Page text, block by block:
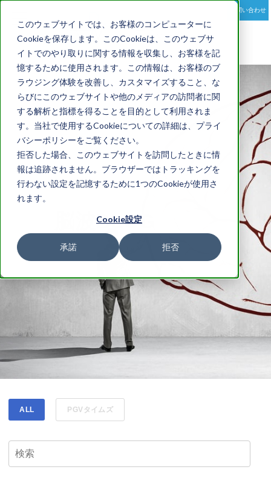
このウェブサイトでは、お客様のコンピューターに
Cookieを保存します。このCookieは、このウェブサ
イトでのやり取りに関する情報を収集し、お客様を記
憶するために使用されます。この情報は、お客様のブ
ラウジング体験を改善し、カスタマイズすること、な
らびにこのウェブサイトや他のメディアの訪問者に関
する解析と指標を得ることを目的として利用されま
す。当社で使用するCookieについての詳細は、プライ
バシーポリシーをご覧ください。
拒否した場合、このウェブサイトを訪問したときに情
報は追跡されません。ブラウザーではトラッキングを
行わない設定を記憶するために1つのCookieが使用さ
れます。
Cookie設定
承諾 拒否
navigation
お問い合わせ
脳波BLOG
ALL PGVタイムズ